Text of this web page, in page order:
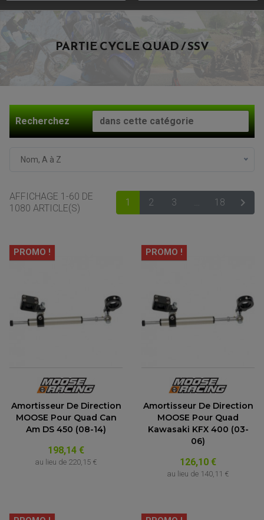
ACCESSOIRES MOTO
COMMANDE RECULE
PONTET / REHAUSSE DE GUIDON
ACCESSOIRES PADDOCK
PARTIE CYCLE QUAD / SSV
Recherchez
Nom, A à Z
AFFICHAGE 1-60 DE
1080 ARTICLE(S)
1 2 3 … 18 
PROMO !
Amortisseur De Direction
MOOSE Pour Quad Can
Am DS 450 (08-14)
198,14 €
au lieu de 220,15 €
PROMO !
Amortisseur De Direction
MOOSE Pour Quad
Kawasaki KFX 400 (03-
06)
126,10 €
au lieu de 140,11 €